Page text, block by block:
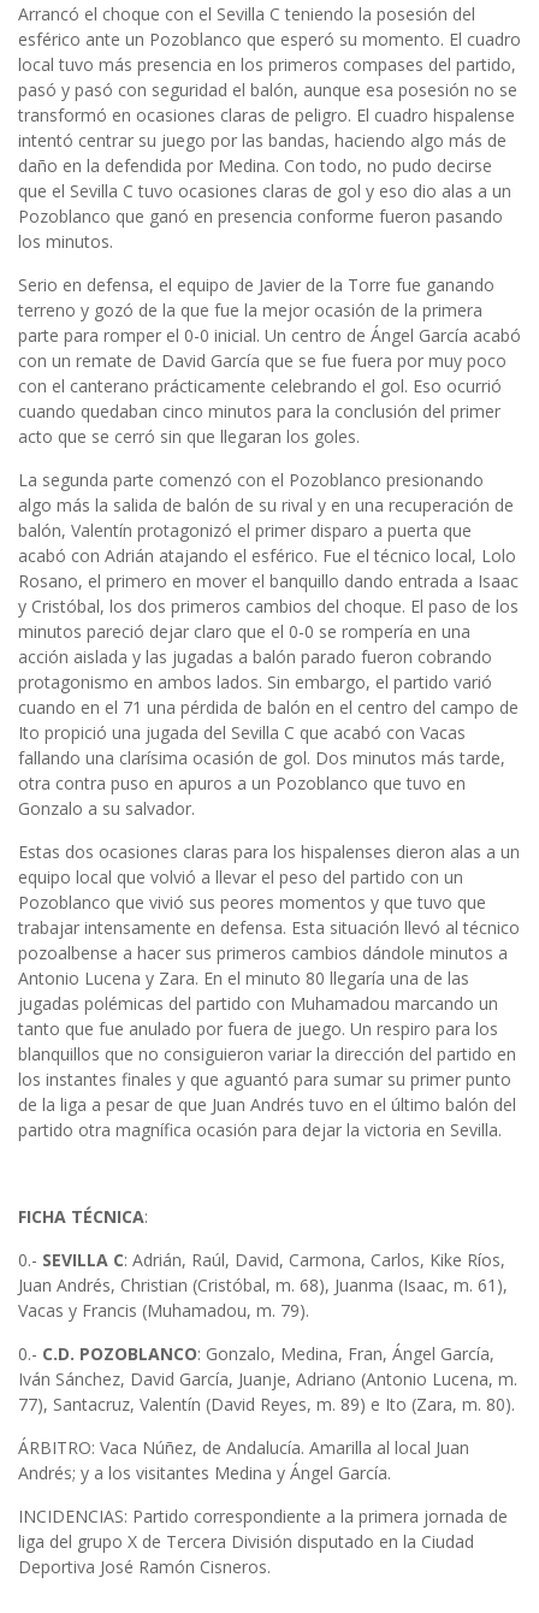
Arrancó el choque con el Sevilla C teniendo la posesión del
esférico ante un Pozoblanco que esperó su momento. El cuadro
local tuvo más presencia en los primeros compases del partido,
pasó y pasó con seguridad el balón, aunque esa posesión no se
transformó en ocasiones claras de peligro. El cuadro hispalense
intentó centrar su juego por las bandas, haciendo algo más de
daño en la defendida por Medina. Con todo, no pudo decirse
que el Sevilla C tuvo ocasiones claras de gol y eso dio alas a un
Pozoblanco que ganó en presencia conforme fueron pasando
los minutos.
Serio en defensa, el equipo de Javier de la Torre fue ganando
terreno y gozó de la que fue la mejor ocasión de la primera
parte para romper el 0-0 inicial. Un centro de Ángel García acabó
con un remate de David García que se fue fuera por muy poco
con el canterano prácticamente celebrando el gol. Eso ocurrió
cuando quedaban cinco minutos para la conclusión del primer
acto que se cerró sin que llegaran los goles.
La segunda parte comenzó con el Pozoblanco presionando
algo más la salida de balón de su rival y en una recuperación de
balón, Valentín protagonizó el primer disparo a puerta que
acabó con Adrián atajando el esférico. Fue el técnico local, Lolo
Rosano, el primero en mover el banquillo dando entrada a Isaac
y Cristóbal, los dos primeros cambios del choque. El paso de los
minutos pareció dejar claro que el 0-0 se rompería en una
acción aislada y las jugadas a balón parado fueron cobrando
protagonismo en ambos lados. Sin embargo, el partido varió
cuando en el 71 una pérdida de balón en el centro del campo de
Ito propició una jugada del Sevilla C que acabó con Vacas
fallando una clarísima ocasión de gol. Dos minutos más tarde,
otra contra puso en apuros a un Pozoblanco que tuvo en
Gonzalo a su salvador.
Estas dos ocasiones claras para los hispalenses dieron alas a un
equipo local que volvió a llevar el peso del partido con un
Pozoblanco que vivió sus peores momentos y que tuvo que
trabajar intensamente en defensa. Esta situación llevó al técnico
pozoalbense a hacer sus primeros cambios dándole minutos a
Antonio Lucena y Zara. En el minuto 80 llegaría una de las
jugadas polémicas del partido con Muhamadou marcando un
tanto que fue anulado por fuera de juego. Un respiro para los
blanquillos que no consiguieron variar la dirección del partido en
los instantes finales y que aguantó para sumar su primer punto
de la liga a pesar de que Juan Andrés tuvo en el último balón del
partido otra magnífica ocasión para dejar la victoria en Sevilla.
FICHA TÉCNICA:
0.- SEVILLA C: Adrián, Raúl, David, Carmona, Carlos, Kike Ríos,
Juan Andrés, Christian (Cristóbal, m. 68), Juanma (Isaac, m. 61),
Vacas y Francis (Muhamadou, m. 79).
0.- C.D. POZOBLANCO: Gonzalo, Medina, Fran, Ángel García,
Iván Sánchez, David García, Juanje, Adriano (Antonio Lucena, m.
77), Santacruz, Valentín (David Reyes, m. 89) e Ito (Zara, m. 80).
ÁRBITRO: Vaca Núñez, de Andalucía. Amarilla al local Juan
Andrés; y a los visitantes Medina y Ángel García.
INCIDENCIAS: Partido correspondiente a la primera jornada de
liga del grupo X de Tercera División disputado en la Ciudad
Deportiva José Ramón Cisneros.